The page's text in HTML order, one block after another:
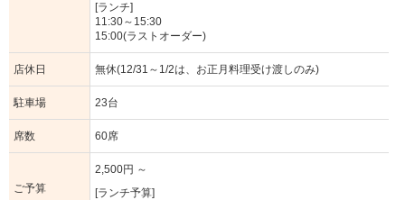
[ランチ]
11:30～15:30
15:00(ラストオーダー)
店休日 無休(12/31～1/2は、お正月料理受け渡しのみ)
駐車場 23台
席数 60席
ご予算
2,500円 ～
[ランチ予算]